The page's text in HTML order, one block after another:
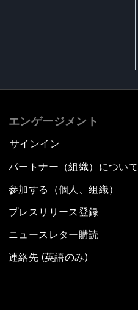
エンゲージメント
サインイン
パートナー（組織）について
参加する（個人、組織）
プレスリリース登録
ニュースレター購読
連絡先 (英語のみ)